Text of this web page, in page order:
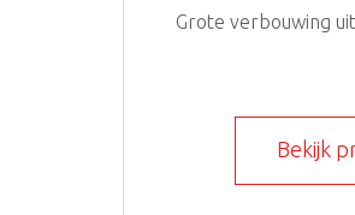
Grote verbouwing
Bekijk